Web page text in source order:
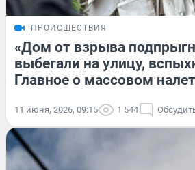
ПРОИСШЕСТВИЯ
«Дом от взрыва
выбегали на улицу,
Главное о массовом
11 июня, 2026, 09:15 1 544